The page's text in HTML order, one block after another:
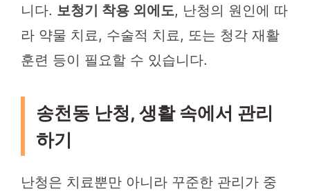
니다. 보청기 착용 외에도, 난청의 원인에 따
라 약물 치료, 수술적 치료, 또는 청각 재활
훈련 등이 필요할 수 있습니다.
송천동 난청, 생활 속에서 관리
하기
난청은 치료뿐만 아니라 꾸준한 관리가 중